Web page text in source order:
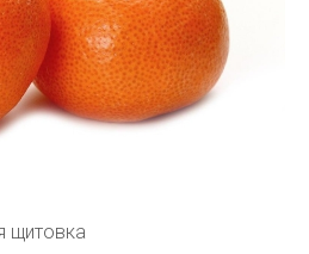
щитовка